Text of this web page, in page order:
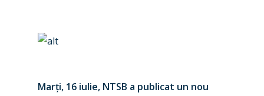
Marți, 16 iulie, NTSB a publicat un nou